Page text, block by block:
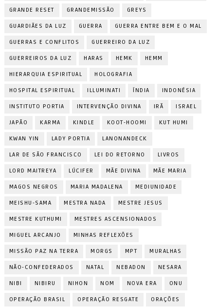
GRANDE RESET GRANDEMISSÃO GREYS
GUARDIÃES DA LUZ GUERRA GUERRA ENTRE BEM E O MAL
GUERRAS E CONFLITOS GUERREIRO DA LUZ
GUERREIROS DA LUZ HARAS HEMK HEMM
HIERARQUIA ESPIRITUAL HOLOGRAFIA
HOSPITAL ESPIRITUAL ILLUMINATI ÍNDIA INDONÉSIA
INSTITUTO PORTIA INTERVENÇÃO DIVINA IRÃ ISRAEL
JAPÃO KARMA KINDLE KOOT-HOOMI KUT HUMI
KWAN YIN LADY PORTIA LANONANDECK
LAR DE SÃO FRANCISCO LEI DO RETORNO LIVROS
LORD MAITREYA LÚCIFER MÃE DIVINA MÃE MARIA
MAGOS NEGROS MARIA MADALENA MEDIUNIDADE
MEISHU-SAMA MESTRA NADA MESTRE JESUS
MESTRE KUTHUMI MESTRES ASCENSIONADOS
MIGUEL ARCANJO MINHAS REFLEXÕES
MISSÃO PAZ NA TERRA MORGS MPT MURALHAS
NÃO-CONFEDERADOS NATAL NEBADON NESARA
NIBI NIBIRU NIHON NOM NOVA ERA ONU
OPERAÇÃO BRASIL OPERAÇÃO RESGATE ORAÇÕES